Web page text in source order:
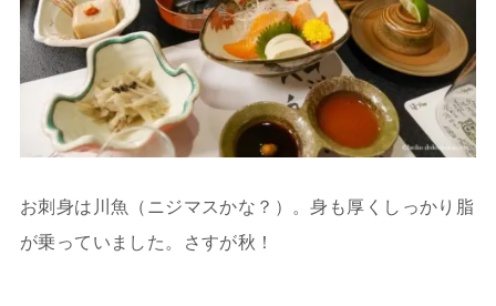
お刺身は川魚（ニジマスかな？）。身も厚くしっかり脂
が乗っていました。さすが秋！